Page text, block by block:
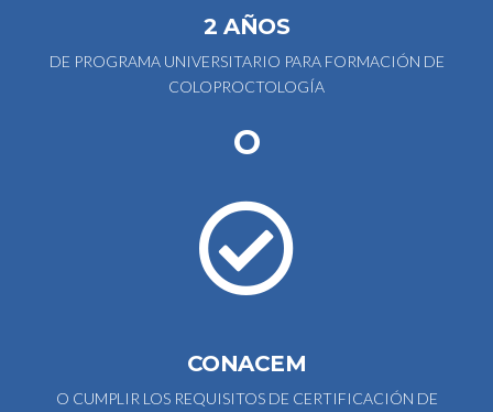
2 AÑOS
DE PROGRAMA UNIVERSITARIO PARA FORMACIÓN DE
COLOPROCTOLOGÍA
O
CONACEM
O CUMPLIR LOS REQUISITOS DE CERTIFICACIÓN DE